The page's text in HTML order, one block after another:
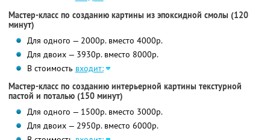
Мастер-класс по созданию картины из эпоксидной смолы (120
минут)
Для одного — 2000р. вместо 4000р.
Для двоих — 3930р. вместо 8000р.
В стоимость входит:
Мастер-класс по созданию интерьерной картины текстурной
пастой и поталью (150 минут)
Для одного — 1500р. вместо 3000р.
Для двоих — 2950р. вместо 6000р.